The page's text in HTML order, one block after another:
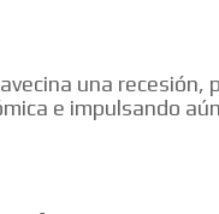
una recesión,
e impulsando